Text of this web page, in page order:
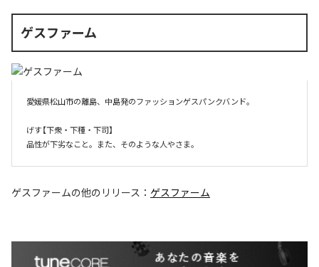
ゲスファーム
愛媛県松山市の離島、中島発のファッションゲスパンクバンド。
げす【下衆・下種・下司】
品性が下劣なこと。また、そのような人やさま。
ゲスファームの他のリリース： ゲスファーム